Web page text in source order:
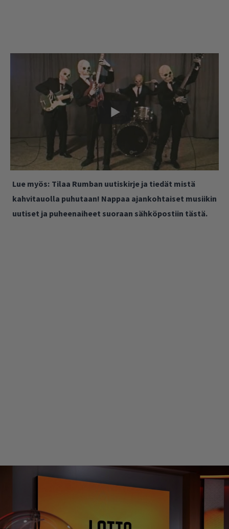
Lue myös: Tilaa Rumban uutiskirje ja tiedät mistä
kahvitauolla puhutaan! Nappaa ajankohtaiset musiikin
uutiset ja puheenaiheet suoraan sähköpostiin tästä.